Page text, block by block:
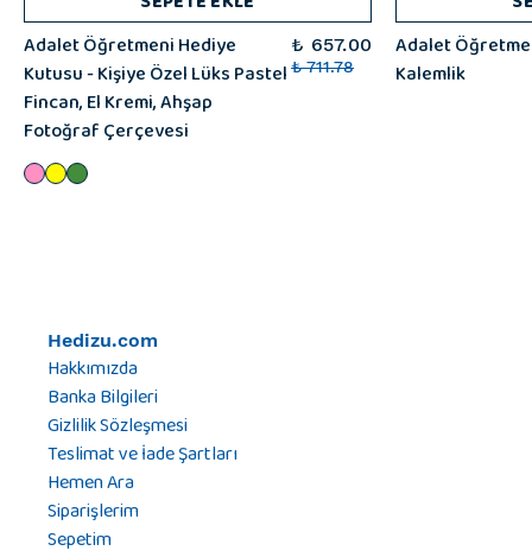
Adalet Öğretmeni Hediye
Kutusu - Kişiye Özel Lüks Pastel
Fincan, El Kremi, Ahşap
Fotoğraf Çerçevesi
₺ 657.00
₺ 711.78
Adalet
Kalemlik
Hedizu.com
Hakkımızda
Banka Bilgileri
Gizlilik Sözleşmesi
Teslimat ve İade Şartları
Hemen Ara
Siparişlerim
Sepetim